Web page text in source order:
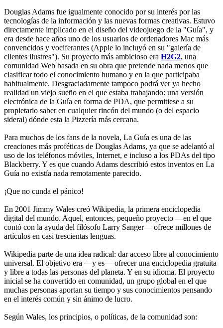
Douglas Adams fue igualmente conocido por su interés por las
tecnologías de la información y las nuevas formas creativas. Estuvo
directamente implicado en el diseño del videojuego de la "Guía", y
era desde hace años uno de los usuarios de ordenadores Mac más
convencidos y vociferantes (Apple lo incluyó en su "galería de
clientes ilustres"). Su proyecto más ambicioso era H2G2, una
comunidad Web basada en su obra que pretende nada menos que
clasificar todo el conocimiento humano y en la que participaba
habitualmente. Desgraciadamente tampoco podrá ver ya hecho
realidad un viejo sueño en el que estaba trabajando: una versión
electrónica de la Guía en forma de PDA, que permitiese a su
propietario saber en cualquier rincón del mundo (o del espacio
sideral) dónde esta la Pizzería más cercana.
Para muchos de los fans de la novela, La Guía es una de las
creaciones más proféticas de Douglas Adams, ya que se adelantó al
uso de los teléfonos móviles, Internet, e incluso a los PDAs del tipo
Blackberry. Y es que cuando Adams describió estos inventos en La
Guía no existía nada remotamente parecido.
¡Que no cunda el pánico!
En 2001 Jimmy Wales creó Wikipedia, la primera enciclopedia
digital del mundo. Aquel, entonces, pequeño proyecto —en el que
contó con la ayuda del filósofo Larry Sanger— ofrece millones de
artículos en casi trescientas lenguas.
Wikipedia parte de una idea radical: dar acceso libre al conocimiento
universal. El objetivo era —y es— ofrecer una enciclopedia gratuita
y libre a todas las personas del planeta. Y en su idioma. El proyecto
inicial se ha convertido en comunidad, un grupo global en el que
muchas personas aportan su tiempo y sus conocimientos pensando
en el interés común y sin ánimo de lucro.
Según Wales, los principios, o políticas, de la comunidad son: